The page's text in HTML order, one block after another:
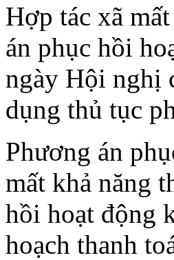
Hợp tác xã
án phục hồi
ngày Hội nghị
dụng thủ tục
Phương án
mất khả năng
hồi hoạt động
hoạch thanh